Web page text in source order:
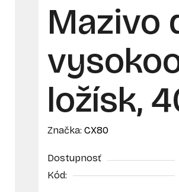
Mazivo
ložísk,
Značka: CX80
Dostupnosť
Kód: